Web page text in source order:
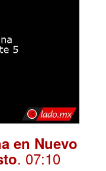
en Nuevo
. 07:10